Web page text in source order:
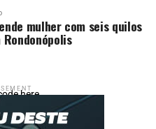
mulher com seis quilos
Rondonópolis
here